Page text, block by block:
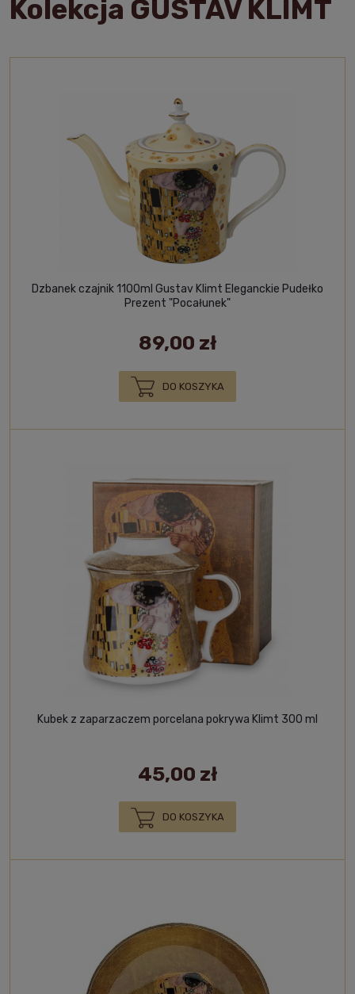
Kolekcja GUSTAV KLIMT
Dzbanek czajnik 1100ml Gustav Klimt Eleganckie Pudełko
Prezent "Pocałunek"
89,00 zł
DO KOSZYKA
Kubek z zaparzaczem porcelana pokrywa Klimt 300 ml
45,00 zł
DO KOSZYKA